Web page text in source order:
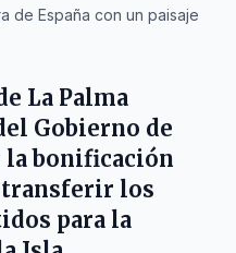
de España con un paisaje
La Palma
Gobierno de
la bonificación
transferir los
para la